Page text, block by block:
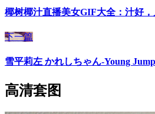
椰树椰汁直播美女GIF大全：汁好，
下一篇
雪平莉左 かれしちゃん-Young
高清套图